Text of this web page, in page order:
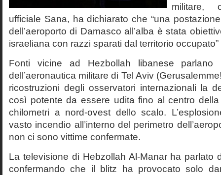
militare,
ufficiale Sana, ha dichiarato che “una
dell’aeroporto di Damasco all’alba è stata
israeliana con razzi sparati dal territorio occupato”
Fonti vicine ad Hezbollah libanese
dell’aeronautica militare di Tel Aviv
ricostruzioni degli osservatori internazionali la
così potente da essere udita fino al centro
chilometri a nord-ovest dello scalo.
vasto incendio all’interno del perimetro
non ci sono vittime confermate.
La televisione di Hebzollah Al-Manar ha parlato
confermando che il blitz ha provocato solo